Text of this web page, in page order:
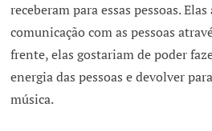
receberam para essas pessoas.
comunicação com as pessoas
frente, elas gostariam de poder
energia das pessoas e devolver
música.